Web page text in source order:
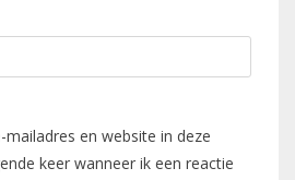
en website in deze
keer wanneer ik een reactie